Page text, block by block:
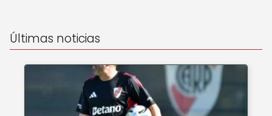
Últimas noticias